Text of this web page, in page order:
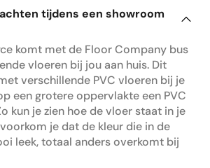
tijdens een showroom
komt met de Floor Company bus
vloeren bij jou aan huis. Dit
verschillende PVC vloeren bij je
een grotere oppervlakte een PVC
kun je zien hoe de vloer staat in je
voorkom je dat de kleur die in de
leek, totaal anders overkomt bij